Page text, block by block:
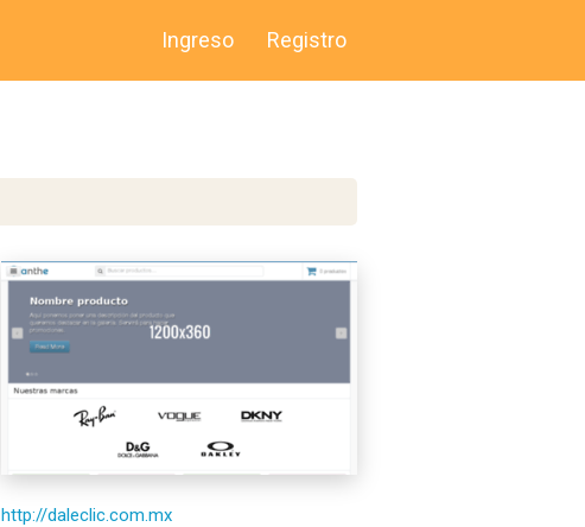
Ingreso Registro
http://daleclic.com.mx